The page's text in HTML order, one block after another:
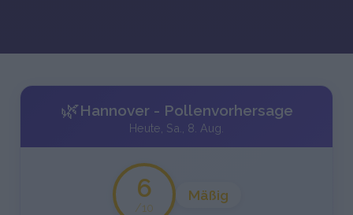
🌿Hannover - Pollenvorhersage
Heute, Sa., 8. Aug.
6
/10
Mäßig